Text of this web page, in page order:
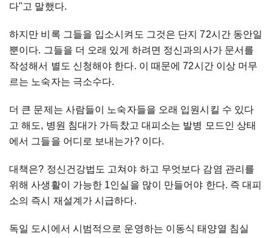
다"고 말했다.
하지만 비록 그들을 입소시켜도 그것은 단지 72시간 동안일
뿐이다. 그들을 더 오래 있게 하려면 정신과의사가 문서를
작성해서 별도 신청해야 한다. 이 때문에 72시간 이상 머무
르는 노숙자는 극소수다.
더 큰 문제는 사람들이 노숙자들을 오래 입원시킬 수 있다
고 해도, 병원 침대가 가득찼고 대피소는 발병 모드인 상태
에서 그들을 어디로 보내는가? 이다.
대책은? 정신건강법도 고쳐야 하고 무엇보다 감염 관리를
위해 사생활이 가능한 1인실을 많이 만들어야 한다. 즉 대피
소의 즉시 재설계가 시급하다.
독일 도시에서 시범적으로 운영하는 이동식 태양열 침실